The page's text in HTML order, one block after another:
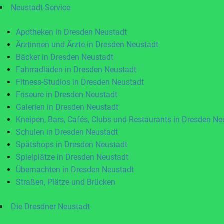
Neustadt-Service
Apotheken in Dresden Neustadt
Ärztinnen und Ärzte in Dresden Neustadt
Bäcker in Dresden Neustadt
Fahrradläden in Dresden Neustadt
Fitness-Studios in Dresden Neustadt
Friseure in Dresden Neustadt
Galerien in Dresden Neustadt
Kneipen, Bars, Cafés, Clubs und Restaurants in Dresden
Schulen in Dresden Neustadt
Spätshops in Dresden Neustadt
Spielplätze in Dresden Neustadt
Übernachten in Dresden Neustadt
Straßen, Plätze und Brücken
Die Dresdner Neustadt